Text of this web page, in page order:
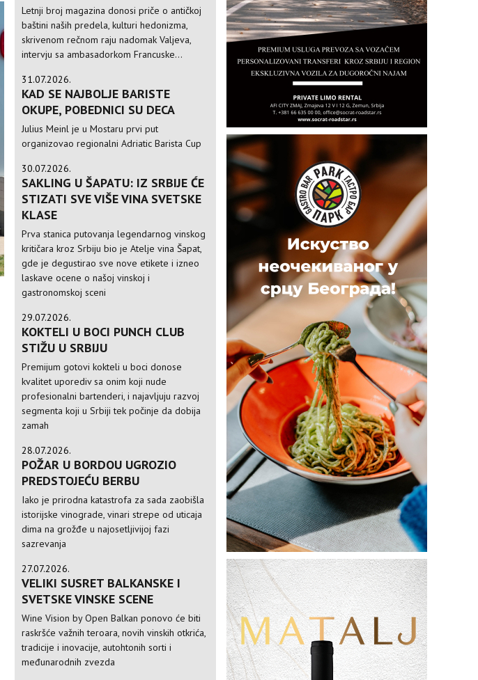
Letnji broj magazina donosi priče o antičkoj
baštini naših predela, kulturi hedonizma,
skrivenom rečnom raju nadomak Valjeva,
intervju sa ambasadorkom Francuske...
31.07.2026.
KAD SE NAJBOLJE BARISTE
OKUPE, POBEDNICI SU DECA
Julius Meinl je u Mostaru prvi put
organizovao regionalni Adriatic Barista Cup
30.07.2026.
SAKLING U ŠAPATU: IZ SRBIJE ĆE
STIZATI SVE VIŠE VINA SVETSKE
KLASE
Prva stanica putovanja legendarnog vinskog
kritičara kroz Srbiju bio je Atelje vina Šapat,
gde je degustirao sve nove etikete i izneo
laskave ocene o našoj vinskoj i
gastronomskoj sceni
29.07.2026.
KOKTELI U BOCI PUNCH CLUB
STIŽU U SRBIJU
Premijum gotovi kokteli u boci donose
kvalitet uporediv sa onim koji nude
profesionalni bartenderi, i najavljuju razvoj
segmenta koji u Srbiji tek počinje da dobija
zamah
28.07.2026.
POŽAR U BORDOU UGROZIO
PREDSTOJEĆU BERBU
Iako je prirodna katastrofa za sada zaobišla
istorijske vinograde, vinari strepe od uticaja
dima na grožđe u najosetljivijoj fazi
sazrevanja
27.07.2026.
VELIKI SUSRET BALKANSKE I
SVETSKE VINSKE SCENE
Wine Vision by Open Balkan ponovo će biti
raskršće važnih teroara, novih vinskih otkrića,
tradicije i inovacije, autohtonih sorti i
međunarodnih zvezda